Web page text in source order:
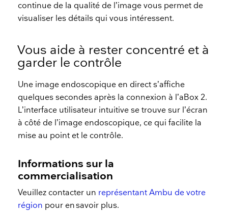
continue de la qualité de l’image vous permet de
visualiser les détails qui vous intéressent.
Vous aide à rester concentré et à
garder le contrôle
Une image endoscopique en direct s’affiche
quelques secondes après la connexion à l’aBox 2.
L’interface utilisateur intuitive se trouve sur l’écran
à côté de l’image endoscopique, ce qui facilite la
mise au point et le contrôle.
Informations sur la
commercialisation
Veuillez contacter un représentant Ambu de votre
région pour ensavoir plus.​​